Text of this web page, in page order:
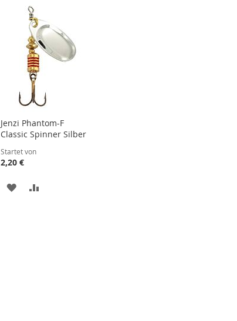
Jenzi Phantom-F
Classic Spinner Silber
Startet von
2,20 €
ZUR ZUR